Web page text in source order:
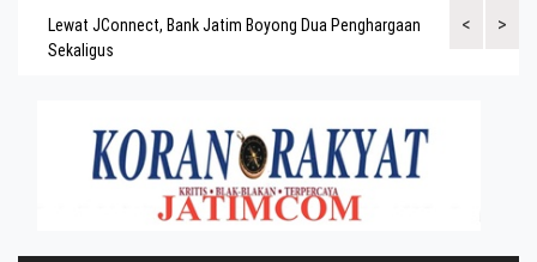
<
Lewat JConnect, Bank Jatim Boyong Dua Penghargaan
Sekaligus
Bank Jatim
>